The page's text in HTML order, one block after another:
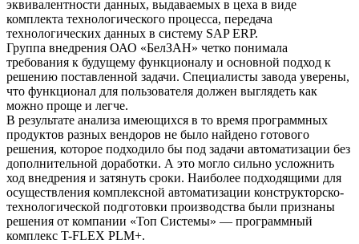
эквивалентности данных, выдаваемых в цеха в виде
комплекта технологического процесса, передача
технологических данных в систему SAP ERP.
Группа внедрения ОАО «БелЗАН» четко понимала
требования к будущему функционалу и основной подход к
решению поставленной задачи. Специалисты завода уверены,
что функционал для пользователя должен выглядеть как
можно проще и легче.
В результате анализа имеющихся в то время программных
продуктов разных вендоров не было найдено готового
решения, которое подходило бы под задачи автоматизации без
дополнительной доработки. А это могло сильно усложнить
ход внедрения и затянуть сроки. Наиболее подходящими для
осуществления комплексной автоматизации конструкторско-
технологической подготовки производства были признаны
решения от компании «Топ Системы» — программный
комплекс T-FLEX PLM+.